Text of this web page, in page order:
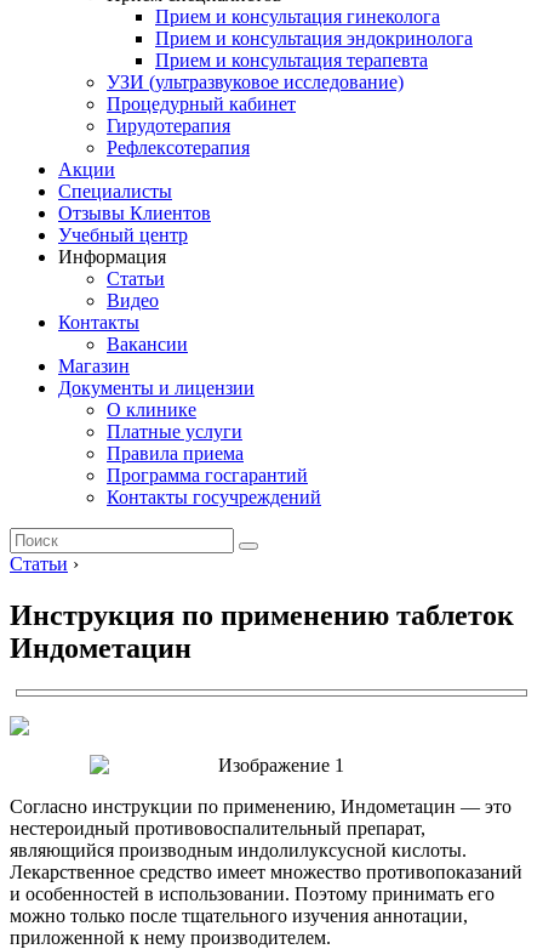
Прием и консультация гинеколога
Прием и консультация эндокринолога
Прием и консультация терапевта
УЗИ (ультразвуковое исследование)
Процедурный кабинет
Гирудотерапия
Рефлексотерапия
Акции
Специалисты
Отзывы Клиентов
Учебный центр
Информация
Статьи
Видео
Контакты
Вакансии
Магазин
Документы и лицензии
О клинике
Платные услуги
Правила приема
Программа госгарантий
Контакты госучреждений
Статьи ›
Инструкция по применению таблеток
Индометацин
Согласно инструкции по применению, Индометацин — это
нестероидный противовоспалительный препарат,
являющийся производным индолилуксусной кислоты.
Лекарственное средство имеет множество противопоказаний
и особенностей в использовании. Поэтому принимать его
можно только после тщательного изучения аннотации,
приложенной к нему производителем.